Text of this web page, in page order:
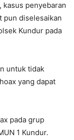
kasus penyebaran
pun diselesaikan
Kundur pada
untuk tidak
yang dapat
pada grup
1 Kundur.